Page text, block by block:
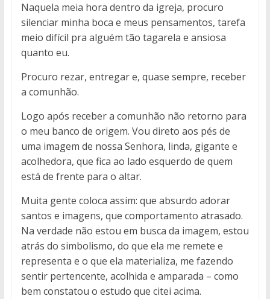
Naquela meia hora dentro da igreja, procuro
silenciar minha boca e meus pensamentos, tarefa
meio difícil pra alguém tão tagarela e ansiosa
quanto eu.
Procuro rezar, entregar e, quase sempre, receber
a comunhão.
Logo após receber a comunhão não retorno para
o meu banco de origem. Vou direto aos pés de
uma imagem de nossa Senhora, linda, gigante e
acolhedora, que fica ao lado esquerdo de quem
está de frente para o altar.
Muita gente coloca assim: que absurdo adorar
santos e imagens, que comportamento atrasado.
Na verdade não estou em busca da imagem, estou
atrás do simbolismo, do que ela me remete e
representa e o que ela materializa, me fazendo
sentir pertencente, acolhida e amparada – como
bem constatou o estudo que citei acima.